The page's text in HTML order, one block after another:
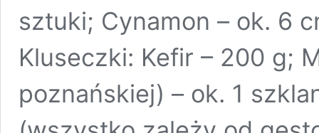
sztuki; Cynamon – ok. 6
Kluseczki: Kefir – 200 g;
poznańskiej) – ok. 1